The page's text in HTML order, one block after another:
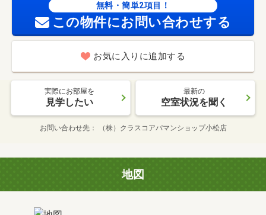
無料・簡単2項目！
この物件にお問い合わせする
お気に入りに追加する
実際にお部屋を
見学したい
最新の
空室状況を聞く
お問い合わせ先 （株）クラスコアパマンショップ小松店
地図